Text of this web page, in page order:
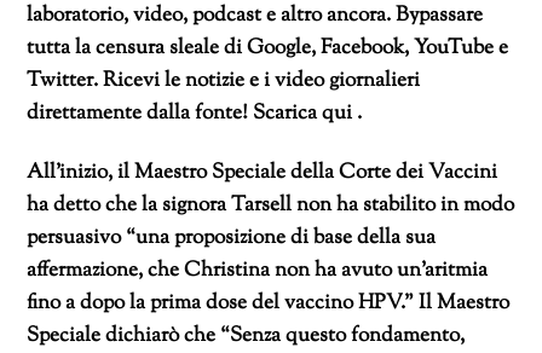
laboratorio, video, podcast e altro ancora. Bypassare
tutta la censura sleale di Google, Facebook, YouTube e
Twitter. Ricevi le notizie e i video giornalieri
direttamente dalla fonte! Scarica qui .
All’inizio, il Maestro Speciale della Corte dei Vaccini
ha detto che la signora Tarsell non ha stabilito in modo
persuasivo “una proposizione di base della sua
affermazione, che Christina non ha avuto un’aritmia
fino a dopo la prima dose del vaccino HPV.” Il Maestro
Speciale dichiarò che “Senza questo fondamento,